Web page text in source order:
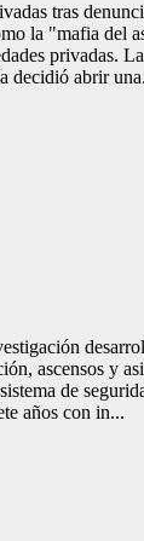
tras
la "mafia del
privadas.
decidió abrir
ascensos y
de
años con in...